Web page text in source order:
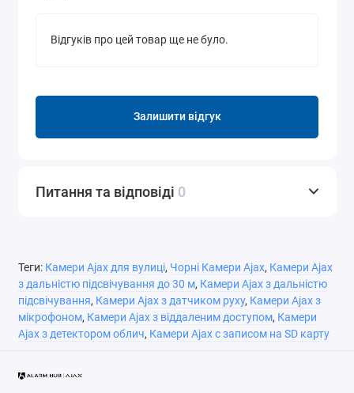
Відгуків про цей товар ще не було.
Залишити відгук
Питання та відповіді 0
Теги: Камери Ajax для вулиці, Чорні Камери Ajax, Камери Ajax
з дальністю підсвічування до 30 м, Камери Ajax з дальністю
підсвічування, Камери Ajax з датчиком руху, Камери Ajax з
мікрофоном, Камери Ajax з віддаленим доступом, Камери
Ajax з детектором облич, Камери Ajax с записом на SD карту